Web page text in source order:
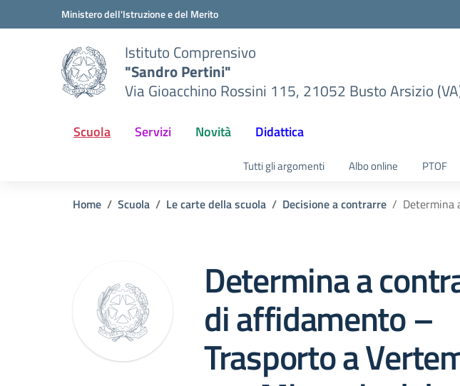
Vai ai contenuti
Vai al menu di navigazioneMinistero dell'Istruzione e del Merito
Istituto Comprensivo
"Sandro Pertini"
Via Gioacchino Rossini 115, 21052 Busto Arsizio
Scuola Servizi Novità Didattica
Tutti gli argomenti Albo online PTOF
Home Scuola Le carte della scuola Decisione a contrarre Determina
Determina a
di affidamento –
Trasporto a